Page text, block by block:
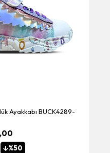
Ayakkabı BUCK4289-
%50